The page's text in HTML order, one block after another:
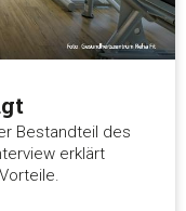
Bestandteil des
erklärt